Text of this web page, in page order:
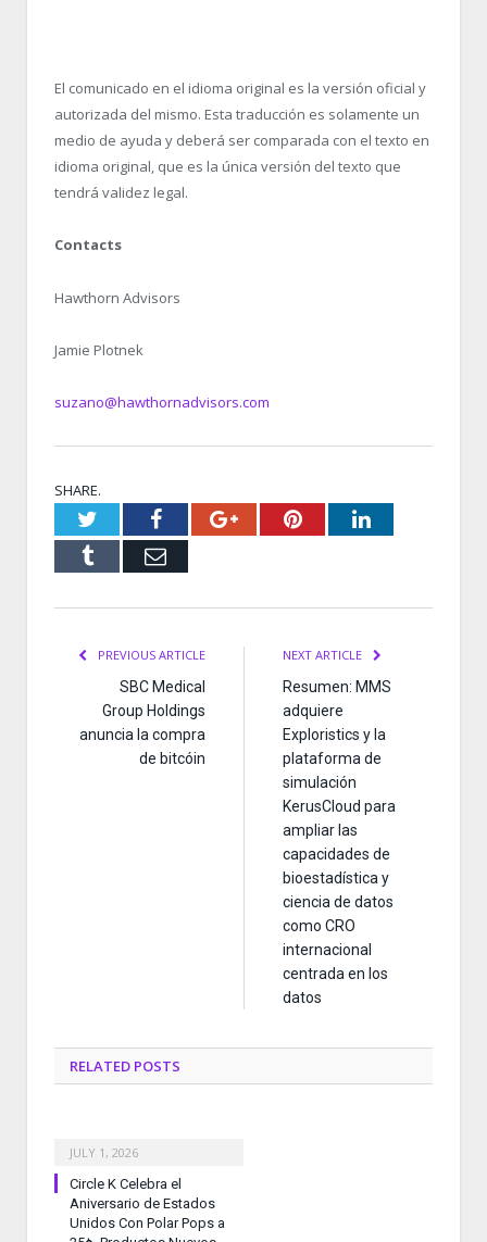
El comunicado en el idioma original es la versión oficial y
autorizada del mismo. Esta traducción es solamente un
medio de ayuda y deberá ser comparada con el texto en
idioma original, que es la única versión del texto que
tendrá validez legal.
Contacts
Hawthorn Advisors
Jamie Plotnek
suzano@hawthornadvisors.com
SHARE.
TwitterFacebookGoogle+PinterestLinkedIn
Tumblr Email
PREVIOUS ARTICLE
SBC Medical
Group Holdings
anuncia la compra
de bitcóin
NEXT ARTICLE
Resumen: MMS
adquiere
Exploristics y la
plataforma de
simulación
KerusCloud para
ampliar las
capacidades de
bioestadística y
ciencia de datos
como CRO
internacional
centrada en los
datos
RELATED POSTS
JULY 1, 2026
Circle K Celebra el
Aniversario de Estados
Unidos Con Polar Pops a